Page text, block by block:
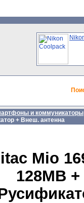
и коммуникаторы
+ Внеш. антенна
Mio
128MB